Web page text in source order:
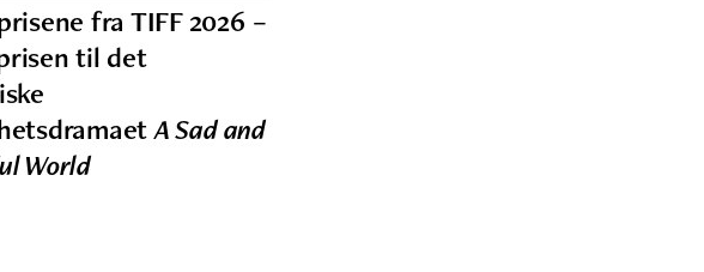
fra TIFF 2026 –
til det
A Sad and
World